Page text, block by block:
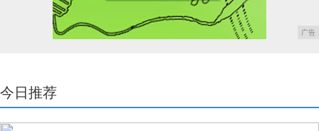
广告
今日推荐